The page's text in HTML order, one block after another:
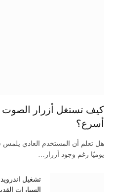
كيف تستغل أزرار الصوت
أسرع؟
يوميًا رغم وجود أزرار…
تشغيل
السيارات